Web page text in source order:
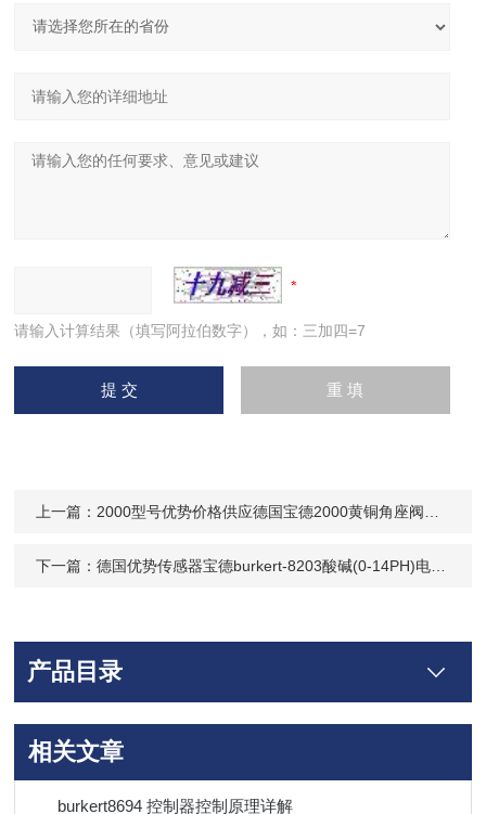
请输入计算结果（填写阿拉伯数字），如：三加四=7
上一篇： 2000型号优势价格供应德国宝德2000黄铜角座阀专用于制氮机设备-1398
下一篇：德国优势传感器宝德burkert-8203酸碱(0-14PH)电极-560376PH探头
产品目录
相关文章
burkert8694 控制器控制原理详解